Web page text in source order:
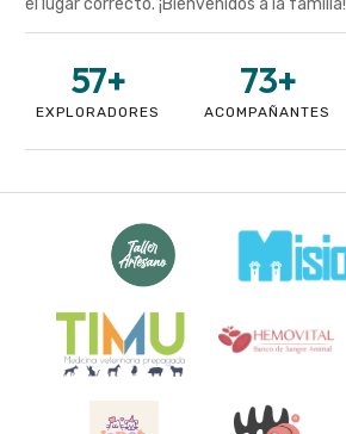
el lugar correcto. ¡Bienvenidos a la familia!
EXPLORADORES
57+
ACOMPAÑANTES
73+